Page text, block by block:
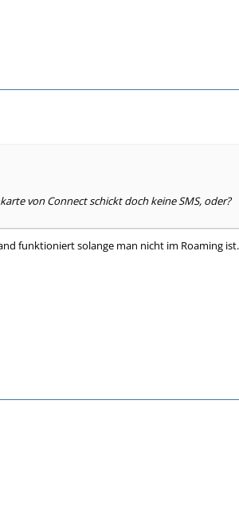
von Connect schickt doch keine SMS, oder?
funktioniert solange man nicht im Roaming ist.